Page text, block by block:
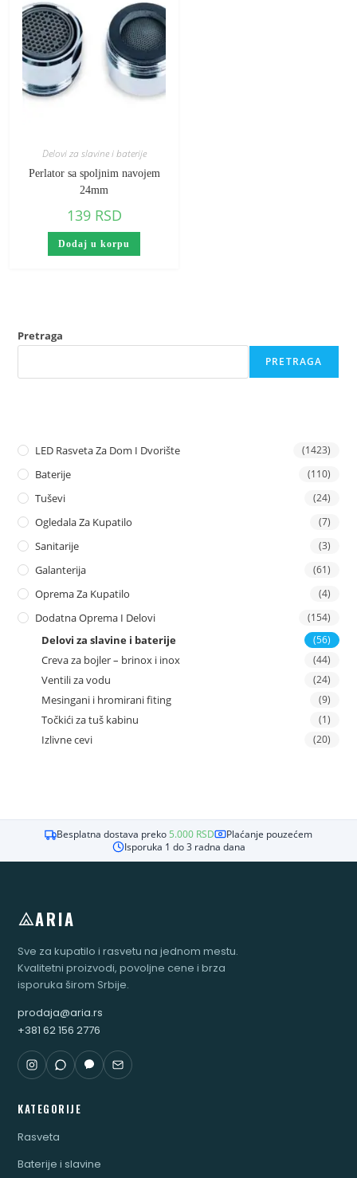
Delovi za slavine i baterije
Perlator sa spoljnim navojem
24mm
139 RSD
Dodaj u korpu
Pretraga
PRETRAGA
LED Rasveta Za Dom I Dvorište (1423)
Baterije (110)
Tuševi (24)
Ogledala Za Kupatilo (7)
Sanitarije (3)
Galanterija (61)
Oprema Za Kupatilo (4)
Dodatna Oprema I Delovi (154)
Delovi za slavine i baterije (56)
Creva za bojler – brinox i inox (44)
Ventili za vodu (24)
Mesingani i hromirani fiting (9)
Točkići za tuš kabinu (1)
Izlivne cevi (20)
Besplatna dostava preko 5.000 RSD
Plaćanje pouzećem
Isporuka 1 do 3 radna dana
ARIA
Sve za kupatilo i rasvetu na jednom mestu.
Kvalitetni proizvodi, povoljne cene i brza
isporuka širom Srbije.
prodaja@aria.rs
+381 62 156 2776
KATEGORIJE
Rasveta
Baterije i slavine